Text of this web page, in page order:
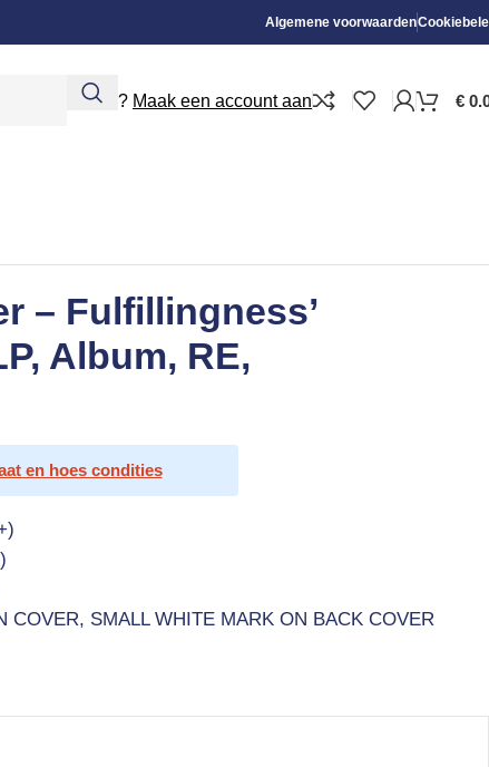
Algemene voorwaarden
Nieuw? Maak een account aan €
– Fulfillingness’
Album, RE,
en hoes condities
COVER, SMALL WHITE MARK ON BACK COVER